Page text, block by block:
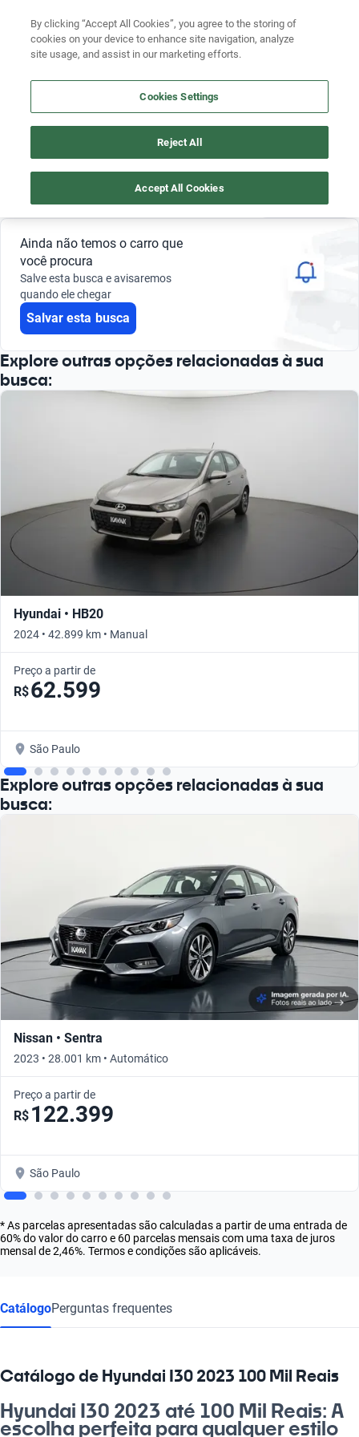
Busque por marca
Busque por modelo
Busque por versão
0 Resultados Salvar busca
Ainda não temos o carro que
você procura
Salve esta busca e avisaremos
quando ele chegar
Salvar esta busca
Explore outras opções relacionadas à sua
busca:
Hyundai • HB20
2024 • 42.899 km • Manual
Preço a partir de
R$62.599
São Paulo
Explore outras opções relacionadas à sua
busca:
Nissan • Sentra
2023 • 28.001 km • Automático
Preço a partir de
R$ 122.399
São Paulo
* As parcelas apresentadas são calculadas a partir de uma entrada de
60% do valor do carro e 60 parcelas mensais com uma taxa de juros
mensal de 2,46%. Termos e condições são aplicáveis.
CatálogoPerguntas frequentes
Catálogo de Hyundai I30 2023 100 Mil Reais
Hyundai I30 2023 até 100 Mil Reais: A
escolha perfeita para qualquer estilo
By clicking “Accept All Cookies”, you agree to the storing of
cookies on your device to enhance site navigation, analyze
site usage, and assist in our marketing efforts.
Cookies Settings
Reject All
Accept All Cookies